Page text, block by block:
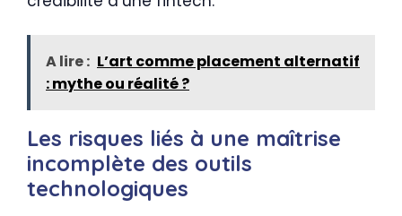
A lire : L’art comme placement alternatif
: mythe ou réalité ?
Les risques liés à une maîtrise
incomplète des outils
technologiques